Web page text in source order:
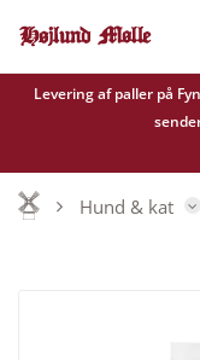
Levering af paller på
Hund & kat